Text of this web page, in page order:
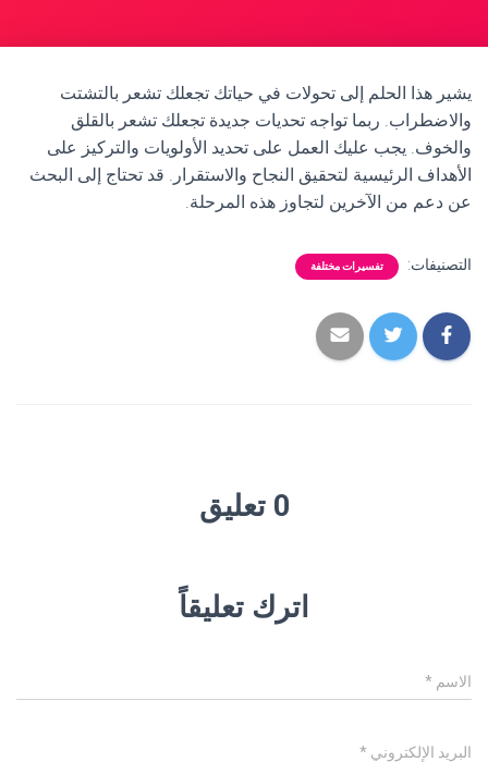
يشير هذا الحلم إلى تحولات في حياتك تجعلك تشعر بالتشتت
والاضطراب. ربما تواجه تحديات جديدة تجعلك تشعر بالقلق
والخوف. يجب عليك العمل على تحديد الأولويات والتركيز على
الأهداف الرئيسية لتحقيق النجاح والاستقرار. قد تحتاج إلى البحث
عن دعم من الآخرين لتجاوز هذه المرحلة.
التصنيفات: تفسيرات مختلفة
0 تعليق
اترك تعليقاً
الاسم *
البريد الإلكتروني *